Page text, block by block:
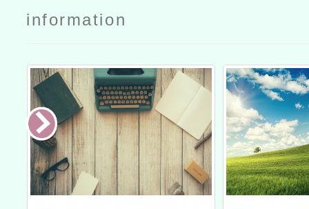
information